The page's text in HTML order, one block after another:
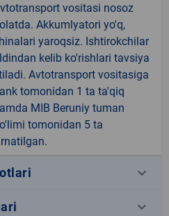
vositasi nosoz
Akkumlyatori yo'q,
yaroqsiz. Ishtirokchilar
kelib ko'rishlari tavsiya
Avtotransport vositasiga
tomonidan 1 ta ta'qiq
MIB Beruniy tuman
tomonidan 5 ta
keyboard_arrow_down
keyboard_arrow_down